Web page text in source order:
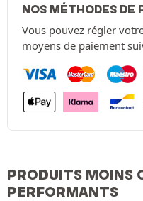
NOS MÉTHODES DE
Vous pouvez régler
moyens de paiement
PRODUITS MOINS
PERFORMANTS